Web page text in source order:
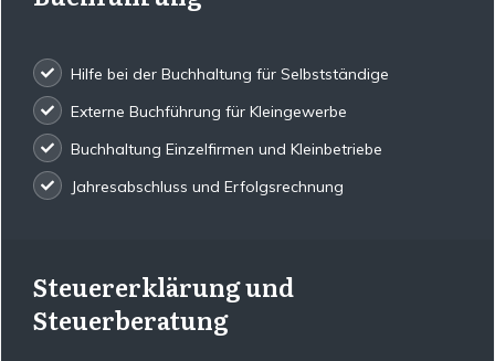
Hilfe bei der Buchhaltung für Selbstständige
Externe Buchführung für Kleingewerbe
Buchhaltung Einzelfirmen und Kleinbetriebe
Jahresabschluss und Erfolgsrechnung
Steuererklärung und
Steuerberatung